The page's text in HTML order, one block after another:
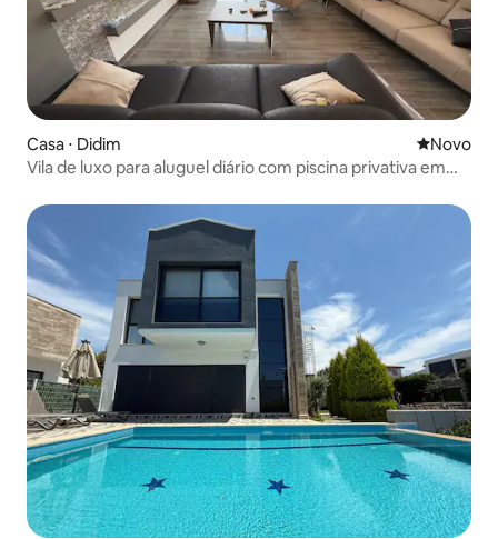
Casa ⋅ Didim Novo
Novo
Vila de luxo para aluguel diário com piscina privativa em